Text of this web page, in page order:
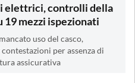
elettrici, controlli della
19 mezzi ispezionati
uso del casco,
per assenza di
assicurativa